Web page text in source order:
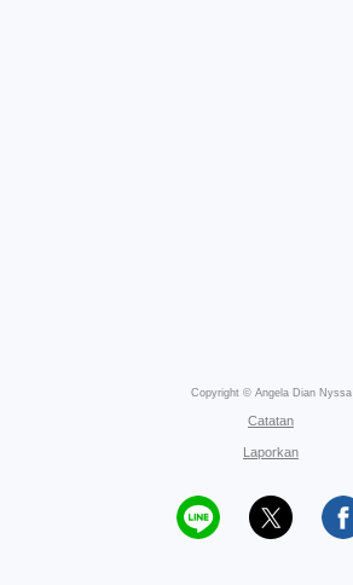
Copyright © Angela Dian Nyssa
Catatan
Laporkan